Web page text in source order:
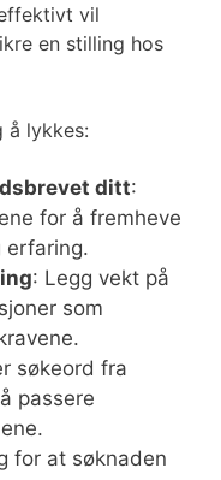
vil
en stilling hos
å lykkes:
ditt:
for å fremheve
erfaring.
: Legg vekt på
som
søkeord fra
passere
for at søknaden